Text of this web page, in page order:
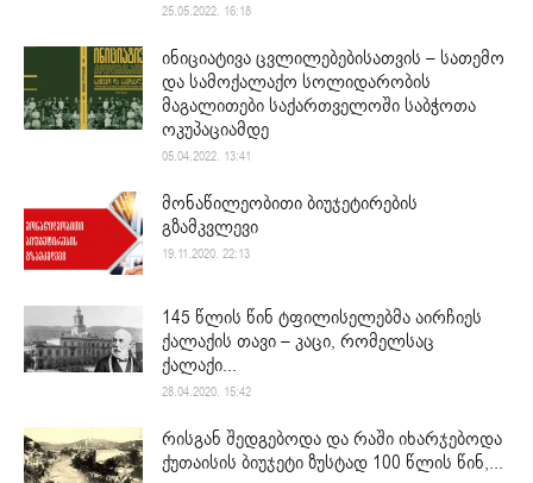
25.05.2022. 16:18
ინიციატივა ცვლილებებისათვის – სათემო
და სამოქალაქო სოლიდარობის
მაგალითები საქართველოში საბჭოთა
ოკუპაციამდე
05.04.2022. 13:41
მონაწილეობითი ბიუჯეტირების
გზამკვლევი
19.11.2020. 22:13
145 წლის წინ ტფილისელებმა აირჩიეს
ქალაქის თავი – კაცი, რომელსაც
ქალაქი...
28.04.2020. 15:42
რისგან შედგებოდა და რაში იხარჯებოდა
ქუთაისის ბიუჯეტი ზუსტად 100 წლის წინ,...